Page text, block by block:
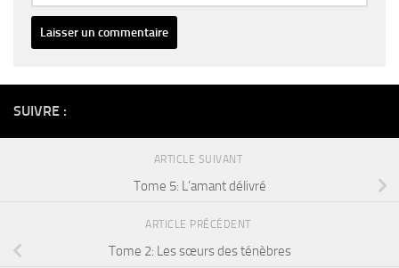
SUIVRE :
ARTICLE SUIVANT
Tome 5: L’amant délivré
ARTICLE PRÉCÉDENT
Tome 2: Les sœurs des ténèbres